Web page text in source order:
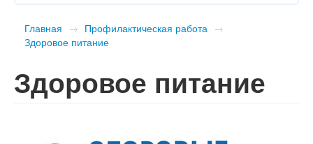
Главная → Профилактическая работа →
Здоровое питание
Здоровое питание